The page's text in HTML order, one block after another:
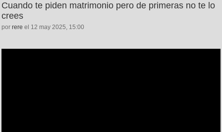
Cuando te piden matrimonio pero de primeras no te lo
crees
por rere el 12 may 2025, 15:00